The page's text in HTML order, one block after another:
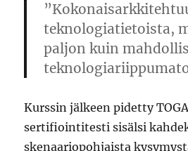
teknologiatietoista,
paljon kuin
Kurssin jälkeen pidetty
sertifiointitesti sisälsi
skenaariopohjaista